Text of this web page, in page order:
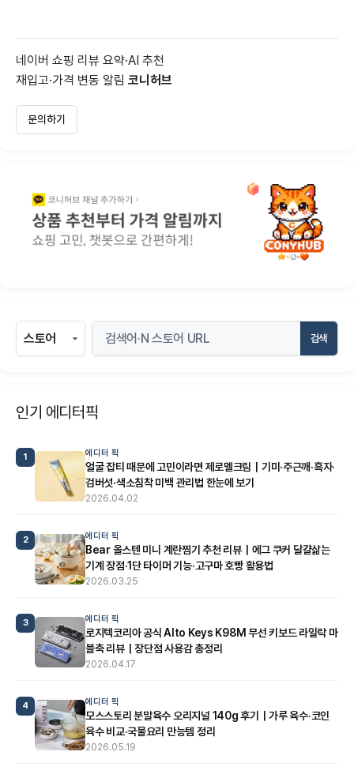
네이버 쇼핑 리뷰 요약·AI 추천
재입고·가격 변동 알림 코니허브
문의하기
검색
인기 에디터픽
1 에디터 픽
얼굴 잡티 때문에 고민이라면 제로멜크림｜기미·주근깨·흑자·
검버섯·색소침착 미백 관리법 한눈에 보기
2026.04.02
2 에디터 픽
Bear 올스텐 미니 계란찜기 추천 리뷰｜에그 쿠커 달걀삶는
기계 장점·1단 타이머 기능·고구마 호빵 활용법
2026.03.25
3 에디터 픽
로지텍코리아 공식 Alto Keys K98M 무선 키보드 라일락 마
블축 리뷰｜장단점 사용감 총정리
2026.04.17
4 에디터 픽
모스스토리 분말육수 오리지널 140g 후기｜가루 육수·코인
육수 비교·국물요리 만능템 정리
2026.05.19